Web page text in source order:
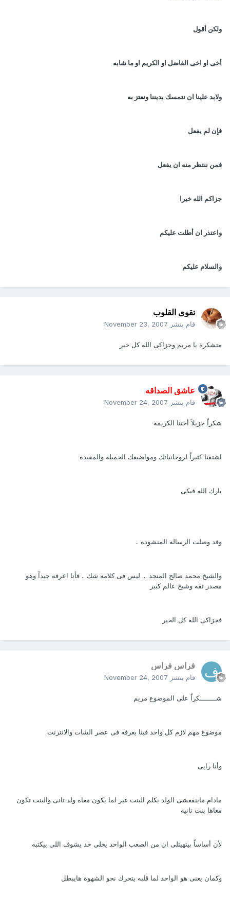
ولكن أقول
أخى او اخى الفاضل او الكريم او ما شابه
ولابد علينا ان نتمسك بديننا ونعتز به
فإن لم يفعل
فمن ننتظر منه ان يفعل
جزاكم الله خيرا
واعتذر ان أطلت عليكم
والسلام عليكم
تقوى القلوب
قام بنشر November 23, 2007
متشكرة يا مريم وجزاكى الله كل خير
عاشق الصداقه
قام بنشر November 24, 2007
شكراً جزيلاً أختنا الكريمه
اشتقنا كثيراً لروحانياتك ومواضيعك الجميله والمفيده
بارك الله فيكى
وقد وصلت الرساله المنشوده ..
والشيخ محمد صالح المنجد ... ليس فى كلامه شك .. فأنا اعرفه جيداً وهو
مصدر ثقه وشيخ عالم كبير
فجزاكى الله كل الخير
فراس فراس
قام بنشر November 24, 2007
شــــــــكراً على الموضوع مريم
موضوع مهم لازم كل واحد فينا يعرفه فى عصر الشات والانترنت
وأنا رايى
مادام ماينفعشى الولد يكلم البنت غير لما يكون معاه ولد تانى والبنت تكون
معاها بنت تانية
لأن أساساً بيتهيئلى ان من الصعب الواحد يخلى حد يشوف اللى بيكتبه
وكمان يعنى هو الواحد لما قلبه يتحرك نحو الشهوة هايبطل